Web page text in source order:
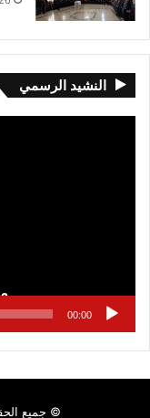
النشيد الرسمي
00:00
© جميع